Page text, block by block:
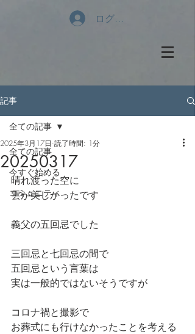
ログイン
記事
全ての記事
今すぐ始める
コミュニティ
全ての記事
20250317
2025年3月17日 読了時間: 1分
晴れ渡った空に
雲が美しかったです
義父の五回忌でした
三回忌と七回忌の間で
五回忌という言葉は
実は一般的ではないそうですが
コロナ禍と撮影で
お葬式にも行けなかったことを考える